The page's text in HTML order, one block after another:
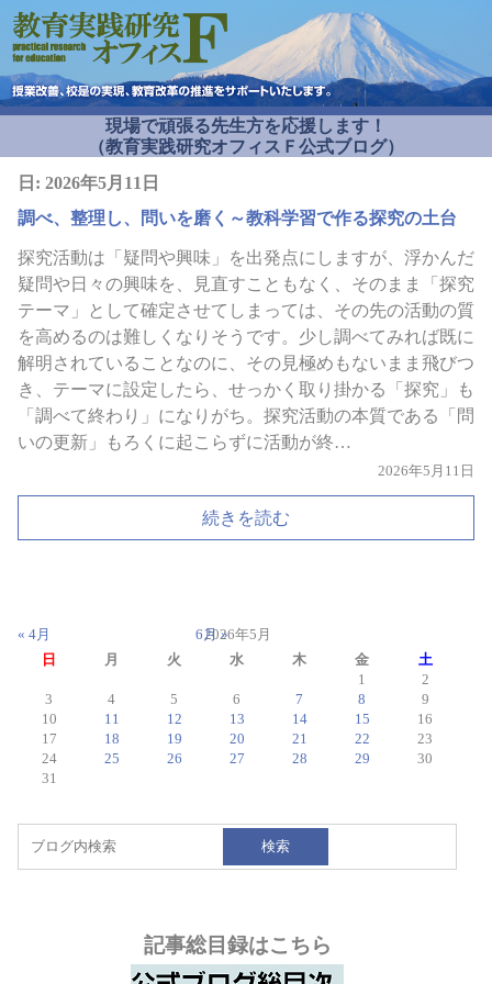
現場で頑張る先生方を応援します！
（教育実践研究オフィスＦ公式ブログ）
日: 2026年5月11日
調べ、整理し、問いを磨く～教科学習で作る探究の土台
探究活動は「疑問や興味」を出発点にしますが、浮かんだ
疑問や日々の興味を、見直すこともなく、そのまま「探究
テーマ」として確定させてしまっては、その先の活動の質
を高めるのは難しくなりそうです。少し調べてみれば既に
解明されていることなのに、その見極めもないまま飛びつ
き、テーマに設定したら、せっかく取り掛かる「探究」も
「調べて終わり」になりがち。探究活動の本質である「問
いの更新」もろくに起こらずに活動が終…
2026年5月11日
続きを読む
2026年5月
日
月 火 水 木 金
土
1
2
3
4 5 6 7 8
9
10
11 12 13 14 15
16
17
18 19 20 21 22
23
24
25 26 27 28 29
30
31
« 4月 6月 »
検索
記事総目録はこちら